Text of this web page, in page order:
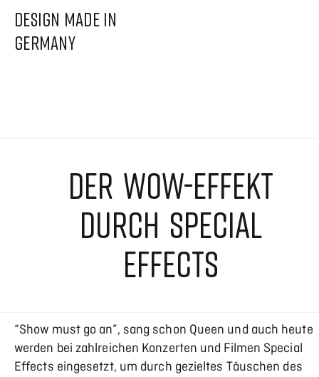
DESIGN MADE IN
GERMANY
DER WOW-EFFEKT
DURCH SPECIAL
EFFECTS
“Show must go an”, sang schon Queen und auch heute
werden bei zahlreichen Konzerten und Filmen Special
Effects eingesetzt, um durch gezieltes Täuschen des